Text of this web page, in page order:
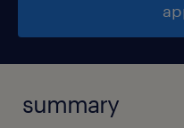
summary